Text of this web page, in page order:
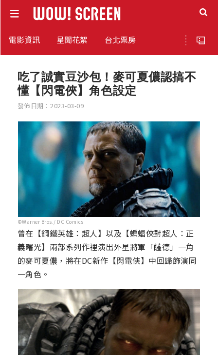
電影資訊 星聞花絮 台北票房
吃了誠實豆沙包！麥可夏儂認搞不
懂【閃電俠】角色設定
發佈日期：2023-03-09
©Warner Bros./ DC Comics
曾在【鋼鐵英雄：超人】以及【蝙蝠俠對超人：正
義曙光】兩部系列作裡演出外星將軍「薩德」一角
的麥可夏儂，將在DC新作【閃電俠】中回歸飾演同
一角色。